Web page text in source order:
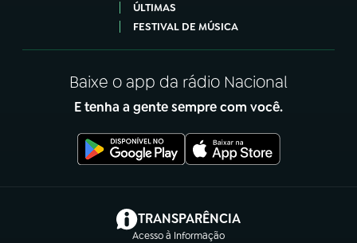
ÚLTIMAS
FESTIVAL DE MÚSICA
Baixe o app da rádio Nacional
E tenha a gente sempre com você.
TRANSPARÊNCIA
Acesso à Informação
(abre em nova aba)